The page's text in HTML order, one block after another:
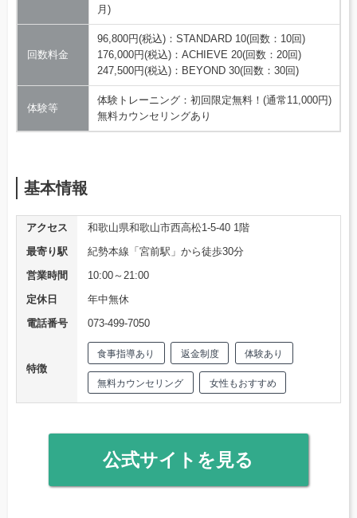
月)
回数料金
96,800円(税込)：STANDARD 10(回数：10回)
176,000円(税込)：ACHIEVE 20(回数：20回)
247,500円(税込)：BEYOND 30(回数：30回)
体験等
体験トレーニング：初回限定無料！(通常11,000円)
無料カウンセリングあり
基本情報
アクセス
和歌山県和歌山市西高松1-5-40 1階
最寄り駅
紀勢本線「宮前駅」から徒歩30分
営業時間
10:00～21:00
定休日
年中無休
電話番号
073-499-7050
特徴
食事指導あり 返金制度 体験あり
無料カウンセリング 女性もおすすめ
公式サイトを見る